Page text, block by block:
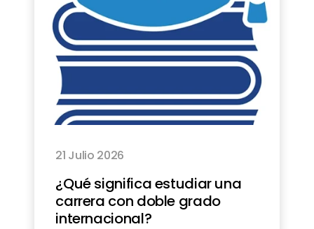
21 Julio 2026
¿Qué significa estudiar una
carrera con doble grado
internacional?